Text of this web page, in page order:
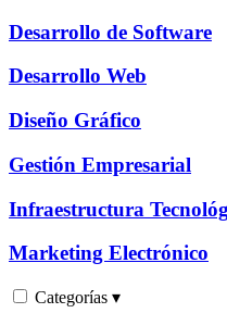
Desarrollo de Software
Desarrollo Web
Diseño Gráfico
Gestión Empresarial
Infraestructura
Marketing Electrónico
Categorías ▾